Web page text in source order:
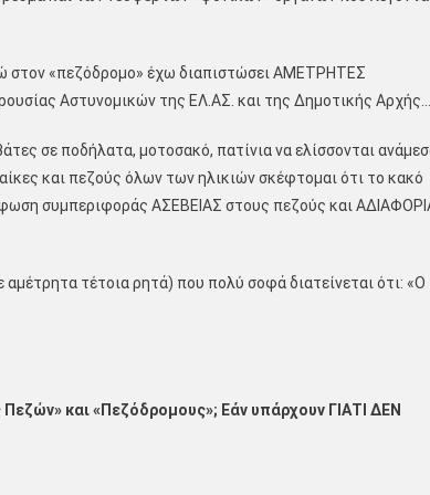
στον «πεζόδρομο» έχω διαπιστώσει ΑΜΕΤΡΗΤΕΣ
Αστυνομικών της ΕΛ.ΑΣ. και της Δημοτικής Αρχής…
σε ποδήλατα, μοτοσακό, πατίνια να ελίσσονται
και πεζούς όλων των ηλικιών σκέφτομαι ότι το κακό
συμπεριφοράς ΑΣΕΒΕΙΑΣ στους πεζούς και
τέτοια ρητά) που πολύ σοφά διατείνεται ότι: «Ο
και «Πεζόδρομους»; Εάν υπάρχουν ΓΙΑΤΙ ΔΕΝ